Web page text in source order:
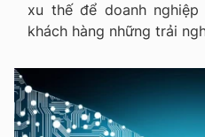
xu thế để doanh
khách hàng những trải